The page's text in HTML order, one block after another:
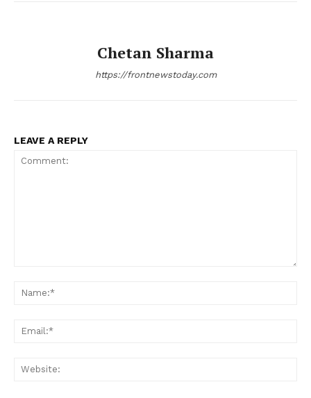
Chetan Sharma
https://frontnewstoday.com
LEAVE A REPLY